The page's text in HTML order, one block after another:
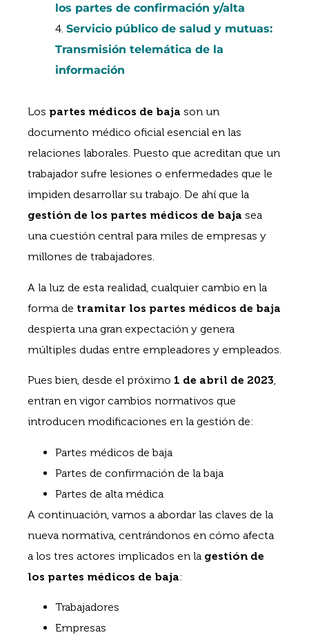
los partes de confirmación y/alta
Servicio público de salud y mutuas:
Transmisión telemática de la
información
Los partes médicos de baja son un
documento médico oficial esencial en las
relaciones laborales. Puesto que acreditan que un
trabajador sufre lesiones o enfermedades que le
impiden desarrollar su trabajo. De ahí que la
gestión de los partes médicos de baja sea
una cuestión central para miles de empresas y
millones de trabajadores.
A la luz de esta realidad, cualquier cambio en la
forma de tramitar los partes médicos de baja
despierta una gran expectación y genera
múltiples dudas entre empleadores y empleados.
Pues bien, desde el próximo 1 de abril de 2023,
entran en vigor cambios normativos que
introducen modificaciones en la gestión de:
Partes médicos de baja
Partes de confirmación de la baja
Partes de alta médica
A continuación, vamos a abordar las claves de la
nueva normativa, centrándonos en cómo afecta
a los tres actores implicados en la gestión de
los partes médicos de baja:
Trabajadores
Empresas